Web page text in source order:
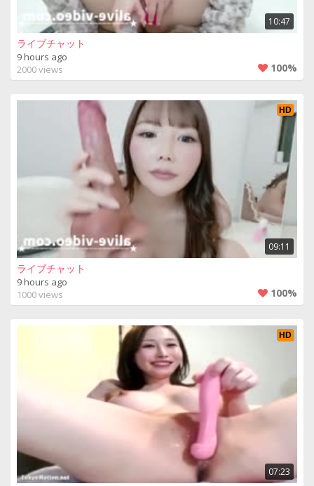
10:47
ライブチャット
9 hours ago
2000 views
100%
HD
09:11
ライブチャット
9 hours ago
1000 views
100%
HD
07:23